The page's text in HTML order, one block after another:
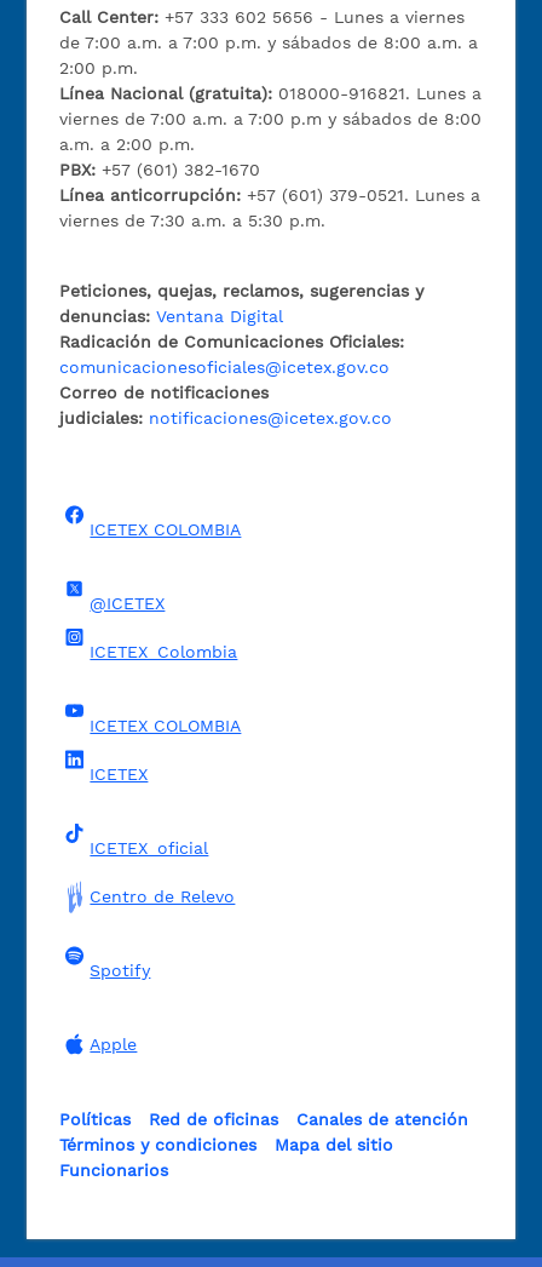
Call Center:+57 333 602 5656 - Lunes a viernes
de 7:00 a.m. a 7:00 p.m. y sábados de 8:00 a.m. a
2:00 p.m.
Línea Nacional (gratuita): 018000-916821. Lunes a
viernes de 7:00 a.m. a 7:00 p.m y sábados de 8:00
a.m. a 2:00 p.m.
PBX:+57 (601) 382-1670
Línea anticorrupción:+57 (601) 379-0521. Lunes a
viernes de 7:30 a.m. a 5:30 p.m.
Peticiones, quejas, reclamos, sugerencias y
denuncias: Ventana Digital
Radicación de Comunicaciones Oficiales:
comunicacionesoficiales@icetex.gov.co
Correo de notificaciones
judiciales: notificaciones@icetex.gov.co
ICETEX COLOMBIA
@ICETEX
ICETEX_Colombia
ICETEX COLOMBIA
ICETEX
ICETEX_oficial
Centro de Relevo
Spotify
Apple
Políticas Red de oficinas
Canales de atención
Términos y condiciones
Mapa del sitio
Funcionarios